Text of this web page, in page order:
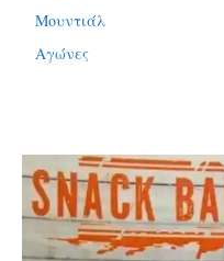
Μουντιάλ
Αγώνες